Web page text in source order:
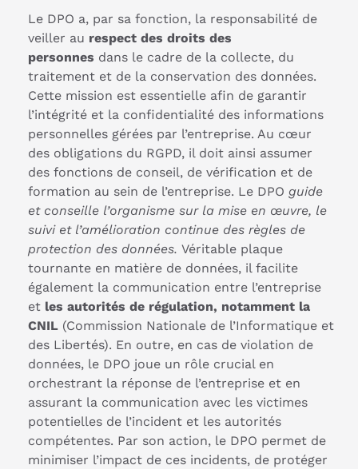
Le DPO a, par sa fonction, la responsabilité de
veiller au respect des droits des
personnes dans le cadre de la collecte, du
traitement et de la conservation des données.
Cette mission est essentielle afin de garantir
l’intégrité et la confidentialité des informations
personnelles gérées par l’entreprise. Au cœur
des obligations du RGPD, il doit ainsi assumer
des fonctions de conseil, de vérification et de
formation au sein de l’entreprise. Le DPO guide
et conseille l’organisme sur la mise en œuvre, le
suivi et l’amélioration continue des règles de
protection des données. Véritable plaque
tournante en matière de données, il facilite
également la communication entre l’entreprise
et les autorités de régulation, notamment la
CNIL (Commission Nationale de l’Informatique et
des Libertés). En outre, en cas de violation de
données, le DPO joue un rôle crucial en
orchestrant la réponse de l’entreprise et en
assurant la communication avec les victimes
potentielles de l’incident et les autorités
compétentes. Par son action, le DPO permet de
minimiser l’impact de ces incidents, de protéger